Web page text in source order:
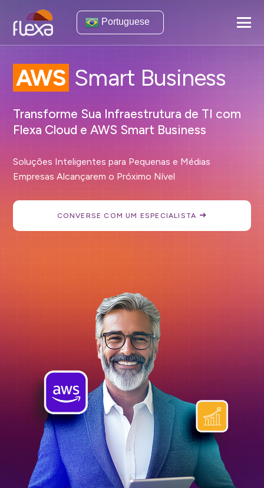
Portuguese
AWS Smart Business
Transforme Sua Infraestrutura de TI com
Flexa Cloud e AWS Smart Business
Soluções Inteligentes para Pequenas e Médias
Empresas Alcançarem o Próximo Nível
CONVERSE COM UM ESPECIALISTA